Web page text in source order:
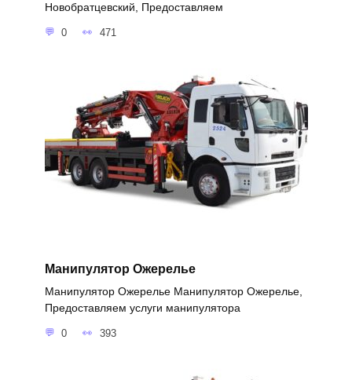
Новобратцевский, Предоставляем
0 471
Манипулятор Ожерелье
Манипулятор Ожерелье Манипулятор Ожерелье,
Предоставляем услуги манипулятора
0 393